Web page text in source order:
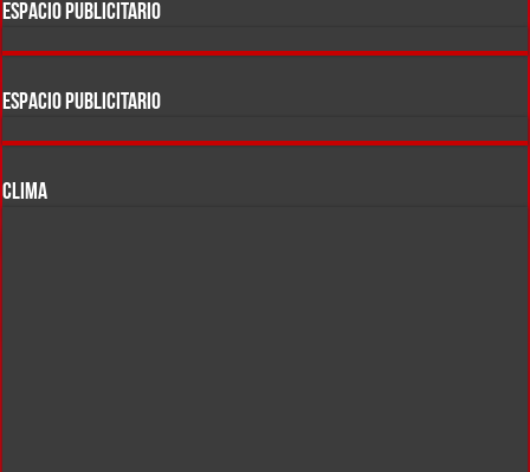
ESPACIO PUBLICITARIO
ESPACIO PUBLICITARIO
CLIMA